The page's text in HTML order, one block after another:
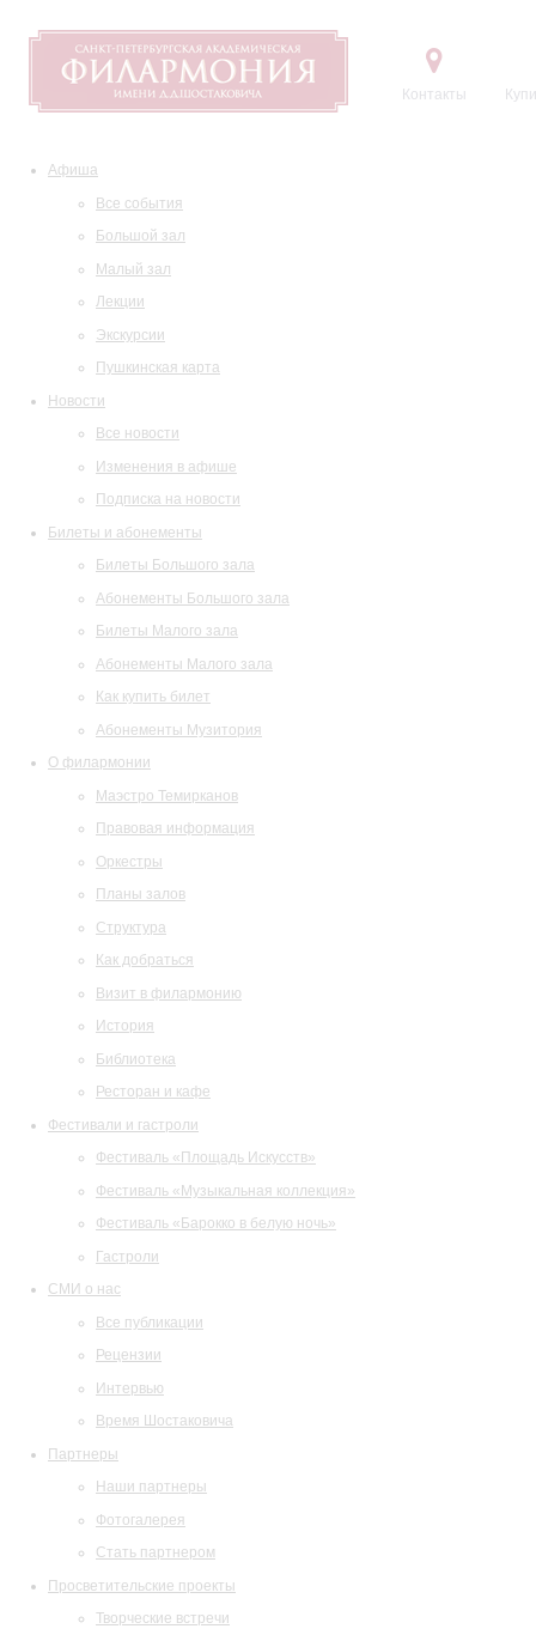
Контакты
Афиша
Все события
Большой зал
Малый зал
Лекции
Экскурсии
Пушкинская карта
Новости
Все новости
Изменения в афише
Подписка на новости
Билеты и абонементы
Билеты Большого зала
Абонементы Большого зала
Билеты Малого зала
Абонементы Малого зала
Как купить билет
Абонементы Музитория
О филармонии
Маэстро Темирканов
Правовая информация
Оркестры
Планы залов
Структура
Как добраться
Визит в филармонию
История
Библиотека
Ресторан и кафе
Фестивали и гастроли
Фестиваль «Площадь Искусств»
Фестиваль «Музыкальная коллекция»
Фестиваль «Барокко в белую ночь»
Гастроли
СМИ о нас
Все публикации
Рецензии
Интервью
Время Шостаковича
Партнеры
Наши партнеры
Фотогалерея
Стать партнером
Просветительские проекты
Творческие встречи